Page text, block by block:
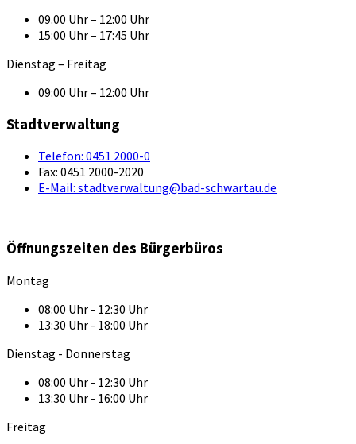
09.00 Uhr – 12:00 Uhr
15:00 Uhr – 17:45 Uhr
Dienstag – Freitag
09:00 Uhr – 12:00 Uhr
Stadtverwaltung
Telefon: 0451 2000-0
Fax: 0451 2000-2020
E-Mail: stadtverwaltung@bad-schwartau.de
Öffnungszeiten des Bürgerbüros
Montag
08:00 Uhr - 12:30 Uhr
13:30 Uhr - 18:00 Uhr
Dienstag - Donnerstag
08:00 Uhr - 12:30 Uhr
13:30 Uhr - 16:00 Uhr
Freitag